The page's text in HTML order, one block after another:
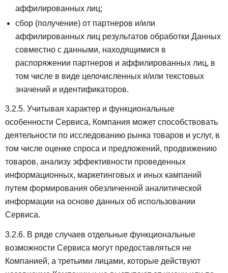
аффилированных лиц;
сбор (получение) от партнеров и/или
аффилированных лиц результатов обработки Данных
совместно с данными, находящимися в
распоряжении партнеров и аффилированных лиц, в
том числе в виде целочисленных и/или текстовых
значений и идентификаторов.
3.2.5. Учитывая характер и функциональные
особенности Сервиса, Компания может способствовать
деятельности по исследованию рынка товаров и услуг, в
том числе оценке спроса и предложений, продвижению
товаров, анализу эффективности проведенных
информационных, маркетинговых и иных кампаний
путем формирования обезличенной аналитической
информации на основе данных об использовании
Сервиса.
3.2.6. В ряде случаев отдельные функциональные
возможности Сервиса могут предоставляться не
Компанией, а третьими лицами, которые действуют